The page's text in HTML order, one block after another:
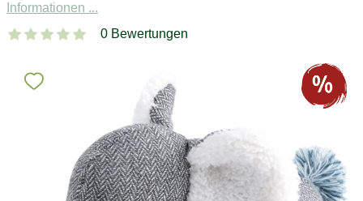
Informationen ...
0 Bewertungen